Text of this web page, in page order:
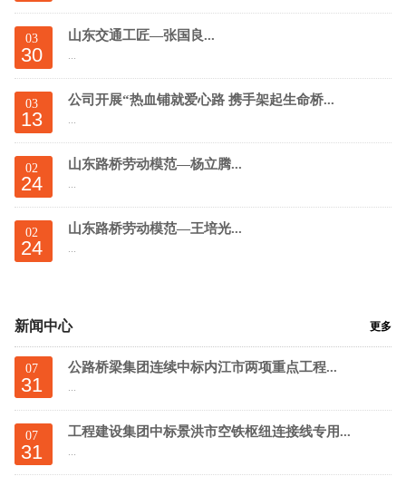
03
30
山东交通工匠—张国良...
03
13
公司开展“热血铺就爱心路 携手架起生命桥...
02
24
山东路桥劳动模范—杨立腾...
...
02
24
山东路桥劳动模范—王培光...
...
新闻中心 更多
07
31
公路桥梁集团连续中标内江市两项重点工程...
...
07
31
工程建设集团中标景洪市空铁枢纽连接线专用...
...